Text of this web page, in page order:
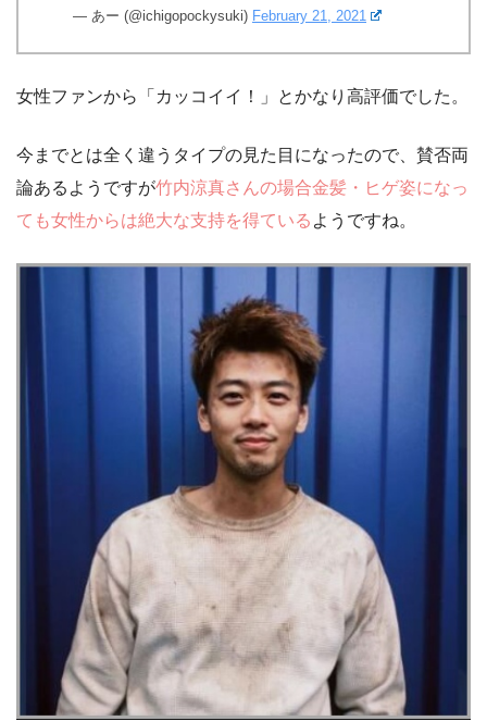
— あー (@ichigopockysuki) February 21, 2021
女性ファンから「カッコイイ！」とかなり高評価でした。
今までとは全く違うタイプの見た目になったので、賛否両
論あるようですが竹内涼真さんの場合金髪・ヒゲ姿になっ
ても女性からは絶大な支持を得ている ようですね。